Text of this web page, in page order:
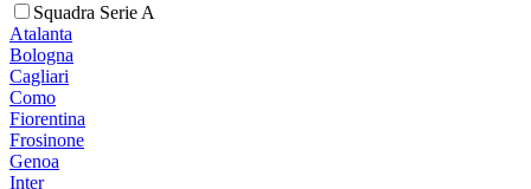
Squadra Serie A
Atalanta
Bologna
Cagliari
Como
Fiorentina
Frosinone
Genoa
Inter